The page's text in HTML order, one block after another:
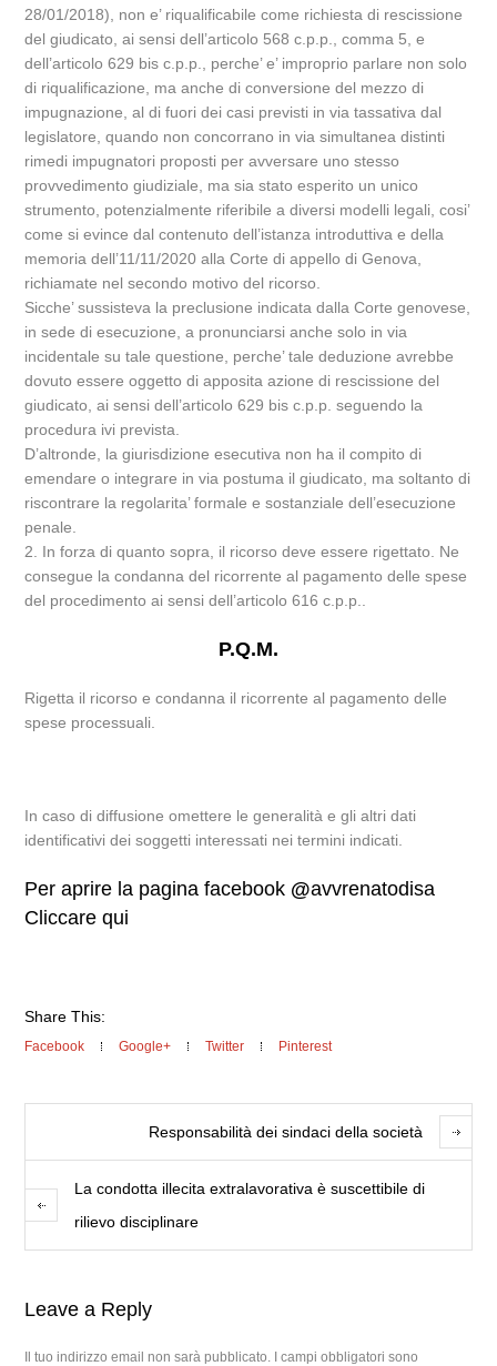
28/01/2018), non e’ riqualificabile come richiesta di rescissione
del giudicato, ai sensi dell’articolo 568 c.p.p., comma 5, e
dell’articolo 629 bis c.p.p., perche’ e’ improprio parlare non solo
di riqualificazione, ma anche di conversione del mezzo di
impugnazione, al di fuori dei casi previsti in via tassativa dal
legislatore, quando non concorrano in via simultanea distinti
rimedi impugnatori proposti per avversare uno stesso
provvedimento giudiziale, ma sia stato esperito un unico
strumento, potenzialmente riferibile a diversi modelli legali, cosi’
come si evince dal contenuto dell’istanza introduttiva e della
memoria dell’11/11/2020 alla Corte di appello di Genova,
richiamate nel secondo motivo del ricorso.
Sicche’ sussisteva la preclusione indicata dalla Corte genovese,
in sede di esecuzione, a pronunciarsi anche solo in via
incidentale su tale questione, perche’ tale deduzione avrebbe
dovuto essere oggetto di apposita azione di rescissione del
giudicato, ai sensi dell’articolo 629 bis c.p.p. seguendo la
procedura ivi prevista.
D’altronde, la giurisdizione esecutiva non ha il compito di
emendare o integrare in via postuma il giudicato, ma soltanto di
riscontrare la regolarita’ formale e sostanziale dell’esecuzione
penale.
2. In forza di quanto sopra, il ricorso deve essere rigettato. Ne
consegue la condanna del ricorrente al pagamento delle spese
del procedimento ai sensi dell’articolo 616 c.p.p..
P.Q.M.
Rigetta il ricorso e condanna il ricorrente al pagamento delle
spese processuali.
In caso di diffusione omettere le generalità e gli altri dati
identificativi dei soggetti interessati nei termini indicati.
Per aprire la pagina facebook @avvrenatodisa
Cliccare qui
Share This:
Facebook Google+ Twitter Pinterest
Responsabilità dei sindaci della società
La condotta illecita extralavorativa è suscettibile di
rilievo disciplinare
Leave a Reply
Il tuo indirizzo email non sarà pubblicato.
I campi obbligatori sono